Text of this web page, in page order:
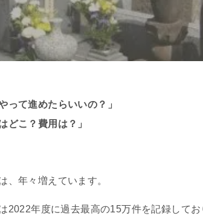
って進めたらいいの？」
どこ？費用は？」
、年々増えています。
2022年度に過去最高の15万件を記録してお